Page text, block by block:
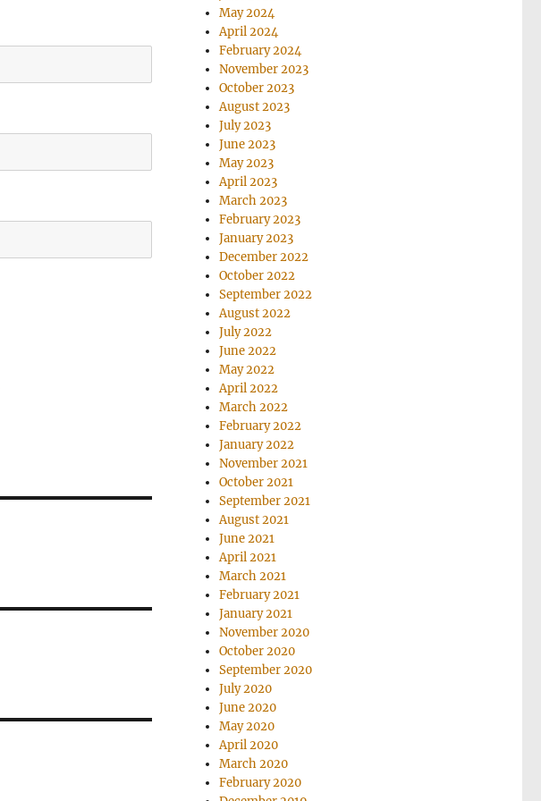
May 2024
April 2024
February 2024
November 2023
October 2023
August 2023
July 2023
June 2023
May 2023
April 2023
March 2023
February 2023
January 2023
December 2022
October 2022
September 2022
August 2022
July 2022
June 2022
May 2022
April 2022
March 2022
February 2022
January 2022
November 2021
October 2021
September 2021
August 2021
June 2021
April 2021
March 2021
February 2021
January 2021
November 2020
October 2020
September 2020
July 2020
June 2020
May 2020
April 2020
March 2020
February 2020